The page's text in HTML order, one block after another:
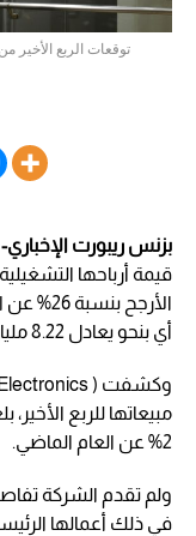
بزنس ريبورت الإخباري-
أي بنحو يعادل 8.22 مليار دولار.
2% عن العام الماضي.
ولم تقدم الشركة
في ذلك أعمالها